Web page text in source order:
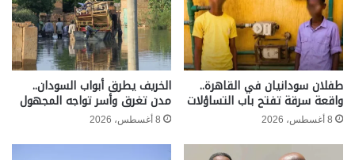
طفلان سودانيان في القاهرة..
واقعة سرقة تفتح باب التساؤلات
8 أغسطس، 2026
الخريف يطرق أبواب السودان..
مدن تغرق وأسر تواجه المجهول
8 أغسطس، 2026